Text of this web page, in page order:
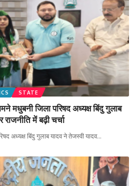
STATE
मधुबनी जिला परिषद अध्यक्ष बिंदु गुलाब
राजनीति में बढ़ी चर्चा
अध्यक्ष बिंदु गुलाब यादव ने तेजस्वी यादव…